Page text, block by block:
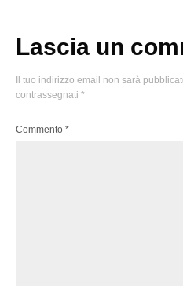
Lascia un
Il tuo indirizzo email non sarà
contrassegnati *
Commento *